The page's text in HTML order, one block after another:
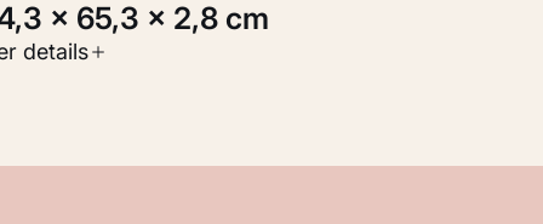
× 65,3 × 2,8 cm
werk
details